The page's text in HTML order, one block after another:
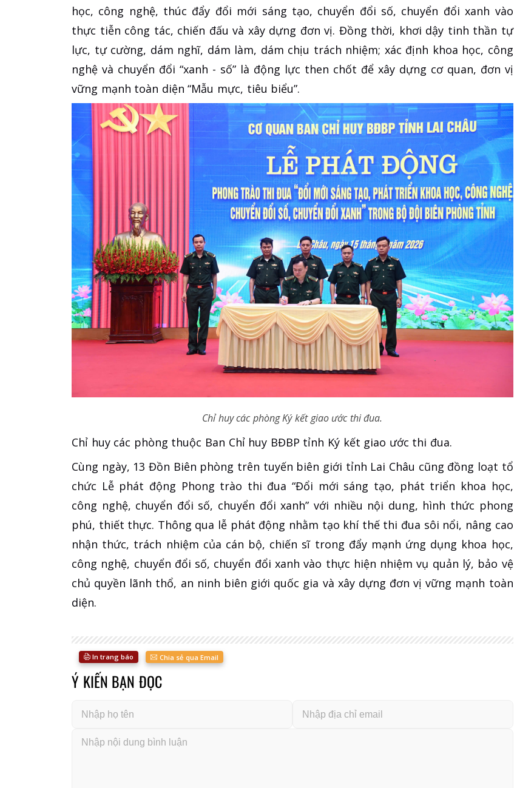
học, công nghệ, thúc đẩy đổi mới sáng tạo, chuyển đổi số, chuyển đổi xanh vào
thực tiễn công tác, chiến đấu và xây dựng đơn vị. Đồng thời, khơi dậy tinh thần tự
lực, tự cường, dám nghĩ, dám làm, dám chịu trách nhiệm; xác định khoa học, công
nghệ và chuyển đổi “xanh - số” là động lực then chốt để xây dựng cơ quan, đơn vị
vững mạnh toàn diện “Mẫu mực, tiêu biểu”.
Chỉ huy các phòng Ký kết giao ước thi đua.
Chỉ huy các phòng thuộc Ban Chỉ huy BĐBP tỉnh Ký kết giao ước thi đua.
Cùng ngày, 13 Đồn Biên phòng trên tuyến biên giới tỉnh Lai Châu cũng đồng loạt tổ
chức Lễ phát động Phong trào thi đua “Đổi mới sáng tạo, phát triển khoa học,
công nghệ, chuyển đổi số, chuyển đổi xanh” với nhiều nội dung, hình thức phong
phú, thiết thực. Thông qua lễ phát động nhằm tạo khí thế thi đua sôi nổi, nâng cao
nhận thức, trách nhiệm của cán bộ, chiến sĩ trong đẩy mạnh ứng dụng khoa học,
công nghệ, chuyển đổi số, chuyển đổi xanh vào thực hiện nhiệm vụ quản lý, bảo vệ
chủ quyền lãnh thổ, an ninh biên giới quốc gia và xây dựng đơn vị vững mạnh toàn
diện.
In trang báo Chia sẻ qua Email
Ý KIẾN BẠN ĐỌC